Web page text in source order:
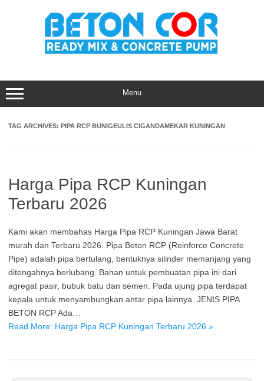
Menu
TAG ARCHIVES: PIPA RCP BUNIGEULIS CIGANDAMEKAR KUNINGAN
Harga Pipa RCP Kuningan
Terbaru 2026
Kami akan membahas Harga Pipa RCP Kuningan Jawa Barat
murah dan Terbaru 2026. Pipa Beton RCP (Reinforce Concrete
Pipe) adalah pipa bertulang, bentuknya silinder memanjang yang
ditengahnya berlubang. Bahan untuk pembuatan pipa ini dari
agregat pasir, bubuk batu dan semen. Pada ujung pipa terdapat
kepala untuk menyambungkan antar pipa lainnya. JENIS PIPA
BETON RCP Ada…
Read More: Harga Pipa RCP Kuningan Terbaru 2026 »